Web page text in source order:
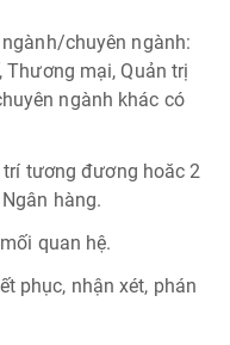
chuyên ngành:
Thương mại, Quản trị
ngành khác có
tương đương hoăc 2
hàng.
quan hệ.
phục, nhận xét, phán